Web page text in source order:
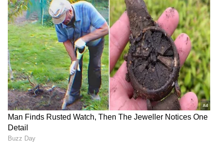
ABOUT THE AUTHOR
SD Suchethana D
Suchetana ಮಲೆನಾಡಿನ ಹೆಬ್ಬಾಗಿಲು ಶಿರಸಿಯವಳು. ಓದಿದ್ದು LLB,
ಒಲಿದದ್ದು ಪತ್ರಿಕೋದ್ಯಮ, ಪ್ರಜಾವಾಣಿಯಲ್ಲಿ 15 ವರ್ಷಗಳ
ಅನುಭವ. ಇದರಲ್ಲಿ 10 ವರ್ಷ ನ್ಯಾಯಾಂಗ ವರದಿಗಾರಿಕೆ. ಕಾನೂನು
ಮತ್ತು ಮಹಿಳಾ ಸಂವೇದನೆಗೆ ಸಂಬಂಧಿಸಿದ ಲೇಖನಗಳಿಗೆ ಕರ್ನಾಟಕ
ಮಾಧ್ಯಮ ಅಕಾಡೆಮಿ, ಮುಂಬೈನ ಲಾಡ್ಲಿ ಮೀಡಿಯಾ ಅವಾರ್ಡ್​,
ಕನ್ನಡ ಧಾರಾವಾಹಿ